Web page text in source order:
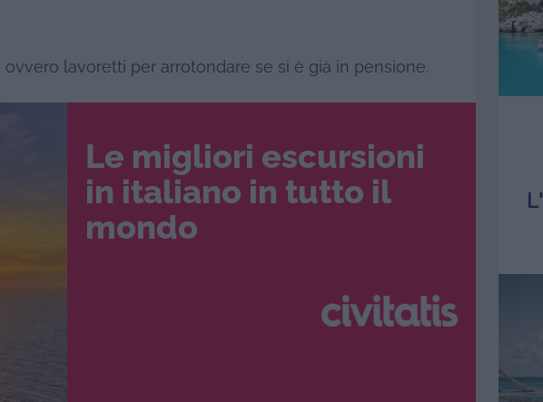
ovvero lavoretti per arrotondare se si è già in pensione.
Le migliori escursioni
in italiano in tutto il
mondo